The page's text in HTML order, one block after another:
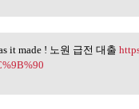
it made ! 노원 급전 대출